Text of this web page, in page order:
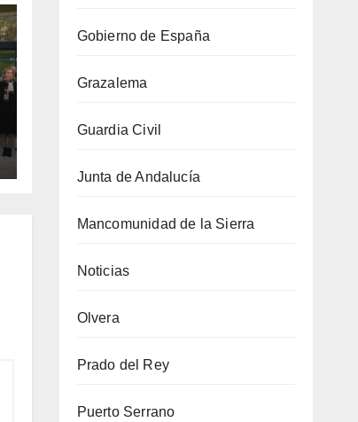
Gobierno de España
Grazalema
Guardia Civil
Junta de Andalucía
Mancomunidad de la Sierra
Noticias
Olvera
Prado del Rey
Puerto Serrano